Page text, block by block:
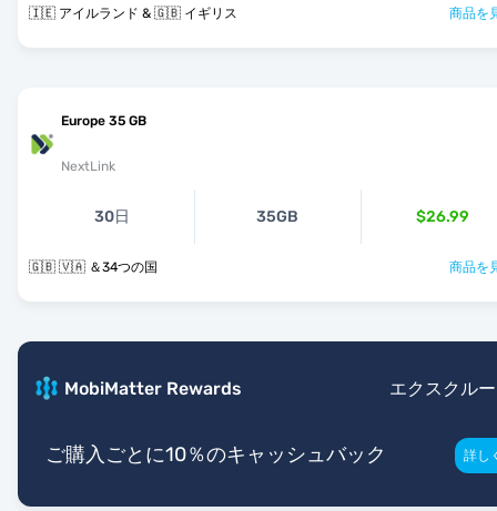
🇮🇪 アイルランド & 🇬🇧 イギリス 商品を
Europe 35 GB
NextLink
30日 35GB $26.99
🇬🇧 🇻🇦 ＆34つの国 商品を
MobiMatter Rewards エクスクル
ご購入ごとに10％のキャッシュバック 詳し